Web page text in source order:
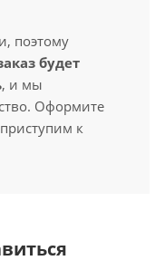
поэтому
будет
, и мы
Оформите
к